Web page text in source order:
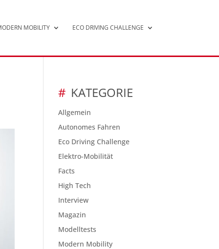
MOBILITY ECO DRIVING CHALLENGE
KATEGORIE
Allgemein
Autonomes Fahren
Eco Driving Challenge
Elektro-Mobilität
Facts
High Tech
Interview
Magazin
Modelltests
Modern Mobility